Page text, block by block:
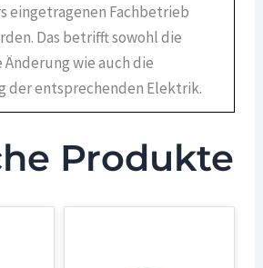
eingetragenen Fachbetrieb
Das betrifft sowohl die
wie auch die
der entsprechenden Elektrik.
Produkte